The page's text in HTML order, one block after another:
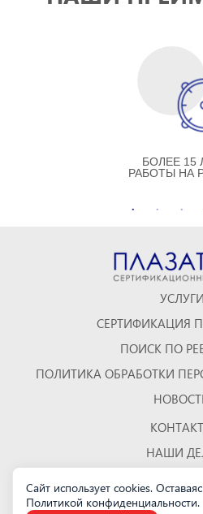
БОЛЕЕ 15
РАБОТЫ НА
УСЛУГИ
СЕРТИФИКАЦИЯ
ПОИСК ПО
ПОЛИТИКА ОБРАБОТКИ
НАШИ
КАРТА
Сайт использует cookies.
Политикой конфиденциальности.